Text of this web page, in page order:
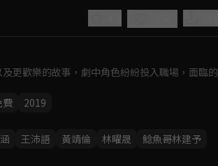
更歡樂的故事，劇中角色紛紛投入職場，面臨的
費 2019
王沛語 黃靖倫 林曜晟
鯰魚哥林建予